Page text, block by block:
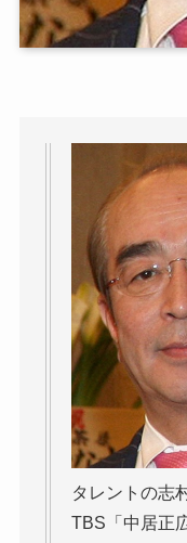
タレントの志
TBS「中居正